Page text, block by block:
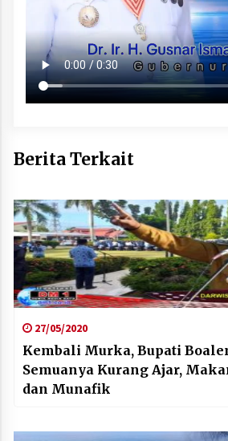
Berita Terkait
27/05/2020
Kembali Murka, Bupati
Semuanya Kurang Ajar,
dan Munafik